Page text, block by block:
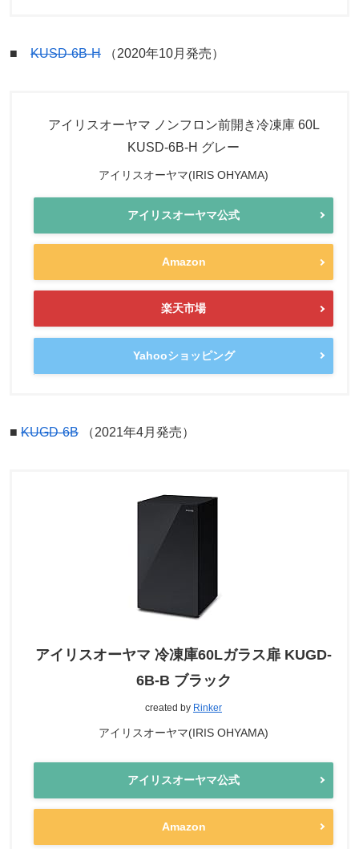
■ KUSD-6B-H （2020年10月発売）
アイリスオーヤマ ノンフロン前開き冷凍庫 60L
KUSD-6B-H グレー
アイリスオーヤマ(IRIS OHYAMA)
アイリスオーヤマ公式
Amazon
楽天市場
Yahooショッピング
■ KUGD-6B （2021年4月発売）
アイリスオーヤマ 冷凍庫60Lガラス扉 KUGD-
6B-B ブラック
created by Rinker
アイリスオーヤマ(IRIS OHYAMA)
アイリスオーヤマ公式
Amazon